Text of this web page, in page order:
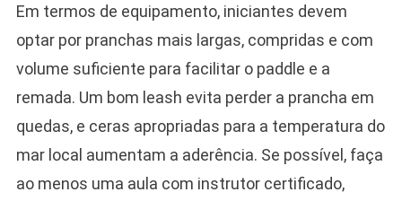
Em termos de equipamento, iniciantes devem
optar por pranchas mais largas, compridas e com
volume suficiente para facilitar o paddle e a
remada. Um bom leash evita perder a prancha em
quedas, e ceras apropriadas para a temperatura do
mar local aumentam a aderência. Se possível, faça
ao menos uma aula com instrutor certificado,